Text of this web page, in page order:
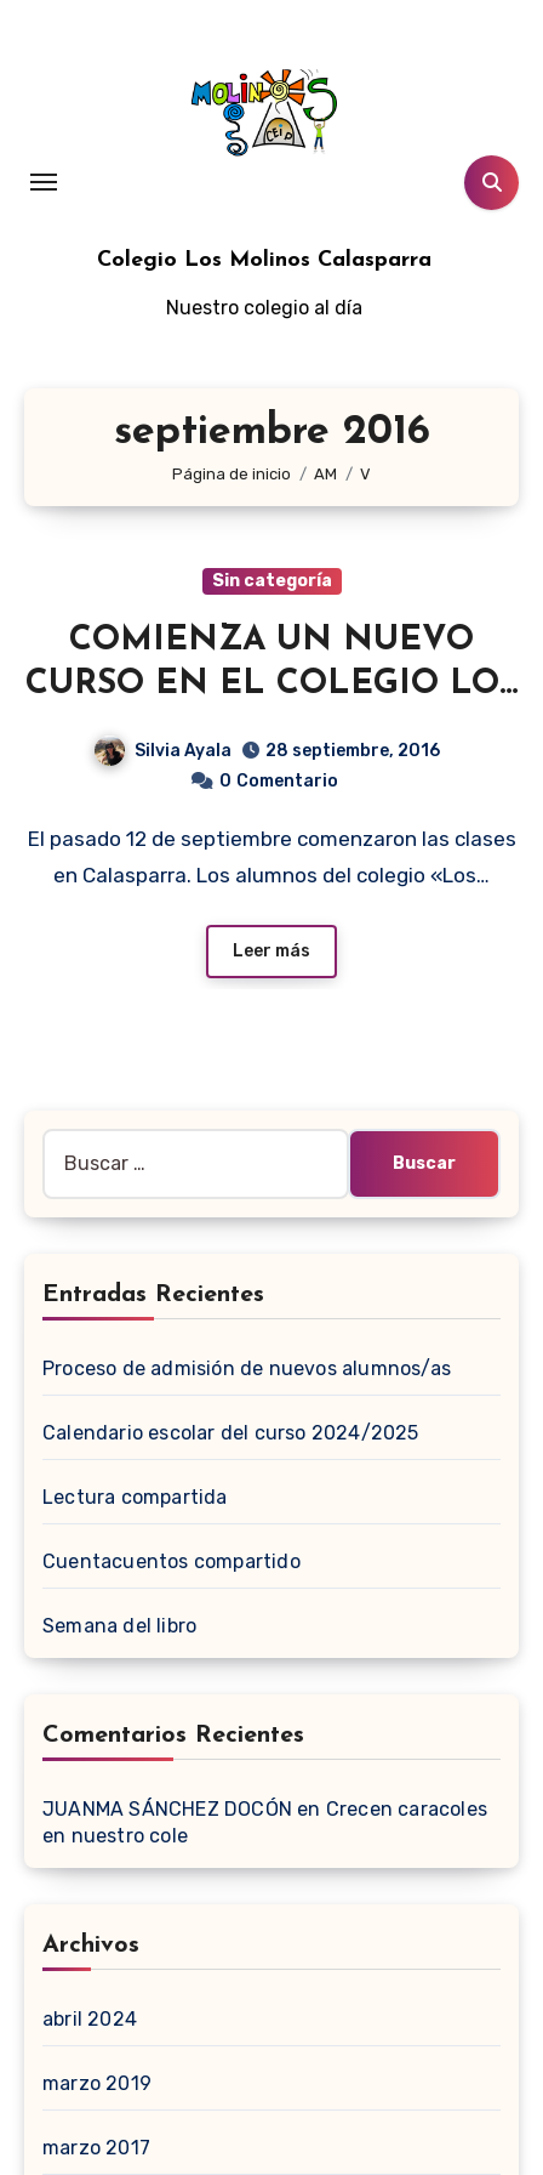
Colegio Los Molinos Calasparra
Nuestro colegio al día
septiembre 2016
Página de inicio AM V
Sin categoría
COMIENZA UN NUEVO
CURSO EN EL COLEGIO LOS
Silvia Ayala
28 septiembre, 2016
0 Comentario
El pasado 12 de septiembre comenzaron las clases
en Calasparra. Los alumnos del colegio «Los…
Leer más
Entradas Recientes
Proceso de admisión de nuevos alumnos/as
Calendario escolar del curso 2024/2025
Lectura compartida
Cuentacuentos compartido
Semana del libro
Comentarios Recientes
JUANMA SÁNCHEZ DOCÓN en Crecen caracoles
en nuestro cole
Archivos
abril 2024
marzo 2019
marzo 2017